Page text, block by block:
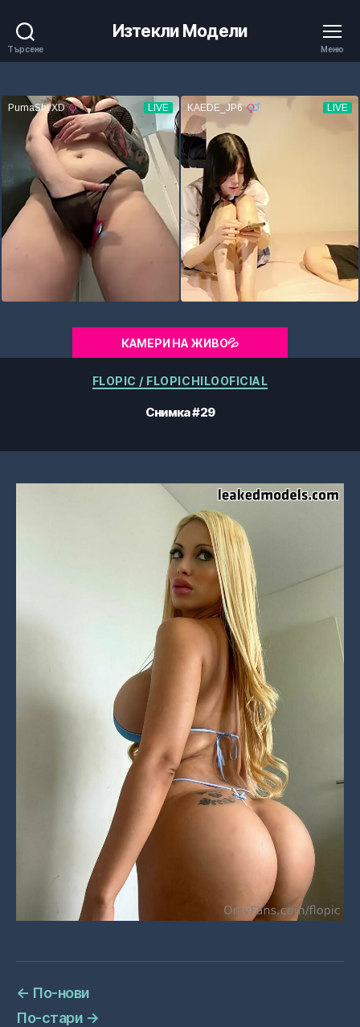
Търсене
Изтекли Модели
Меню
КАМЕРИ НА ЖИВО💦
Категории
FLOPIC / FLOPICHILOOFICIAL
Снимка #29
← По-нови
По-стари →